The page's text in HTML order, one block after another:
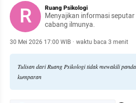
R Ruang Psikologi
Menyajikan informasi
cabang ilmunya.
30 Mei 2026 17:00 WIB · waktu baca 3 menit
Tulisan dari Ruang Psikologi tidak mewakili
kumparan